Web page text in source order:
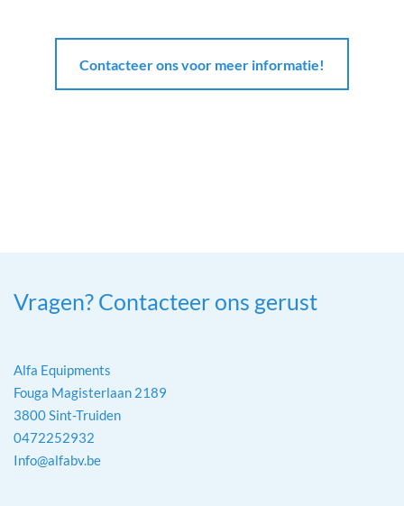
Contacteer ons voor meer informatie!
Vragen? Contacteer ons gerust
Alfa Equipments
Fouga Magisterlaan 2189
3800 Sint-Truiden
0472252932
Info@alfabv.be